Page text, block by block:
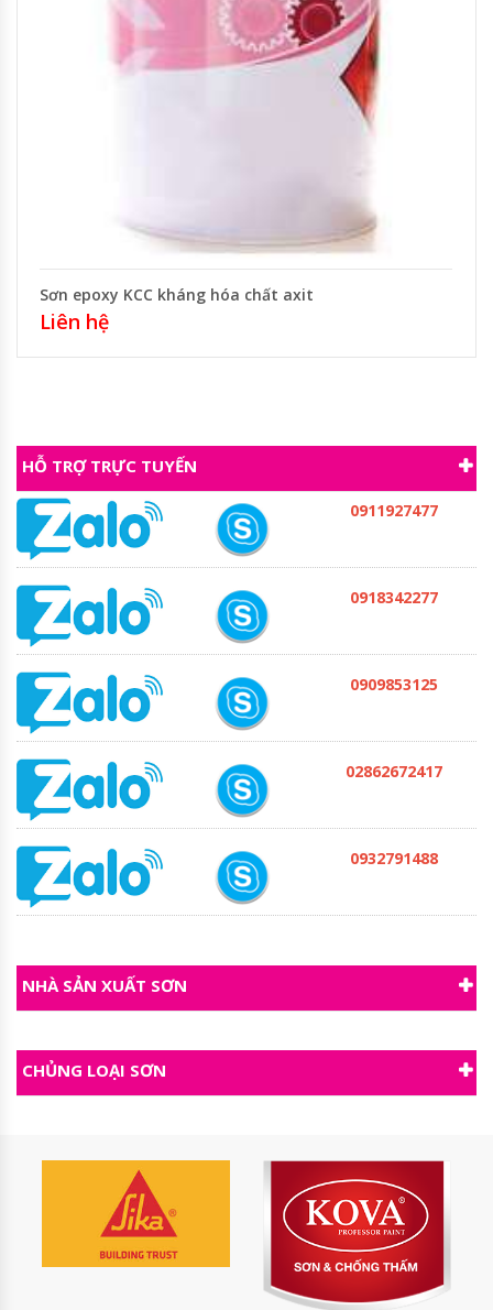
Sơn epoxy KCC kháng hóa chất axit
Liên hệ
HỖ TRỢ TRỰC TUYẾN
0911927477
0918342277
0909853125
02862672417
0932791488
NHÀ SẢN XUẤT SƠN
CHỦNG LOẠI SƠN